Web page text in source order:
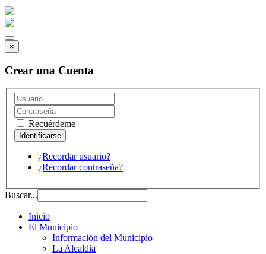
×
Crear una Cuenta
Recuérdeme
¿Recordar usuario?
¿Recordar contraseña?
Buscar...
Inicio
El Municipio
Información del Municipio
La Alcaldía